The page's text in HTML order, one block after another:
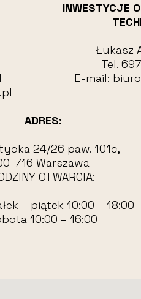
INWESTYCJE
Łukasz
Tel.
E-mail:
ADRES:
24/26 paw. 101c,
716 Warszawa
OTWARCIA:
– piątek 10:00 – 18:00
10:00 – 16:00